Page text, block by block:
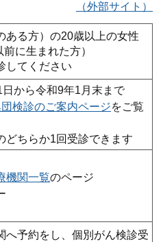
（外部サイト）
ある方）の20歳以上の女性
に生まれた方）
してください
から令和9年1月末まで
検診のご案内ページをご覧
ちらか1回受診できます
機関一覧のページ
へ予約をし、個別がん検診受